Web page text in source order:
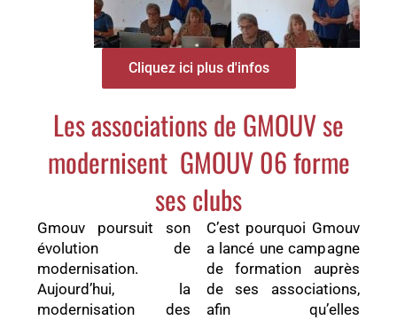
Cliquez ici plus d'infos
Les associations de GMOUV se
modernisent GMOUV 06 forme
ses clubs
Gmouv poursuit son
évolution de
modernisation.
Aujourd’hui, la
modernisation des
C’est pourquoi Gmouv
a lancé une campagne
de formation auprès
de ses associations,
afin qu’elles